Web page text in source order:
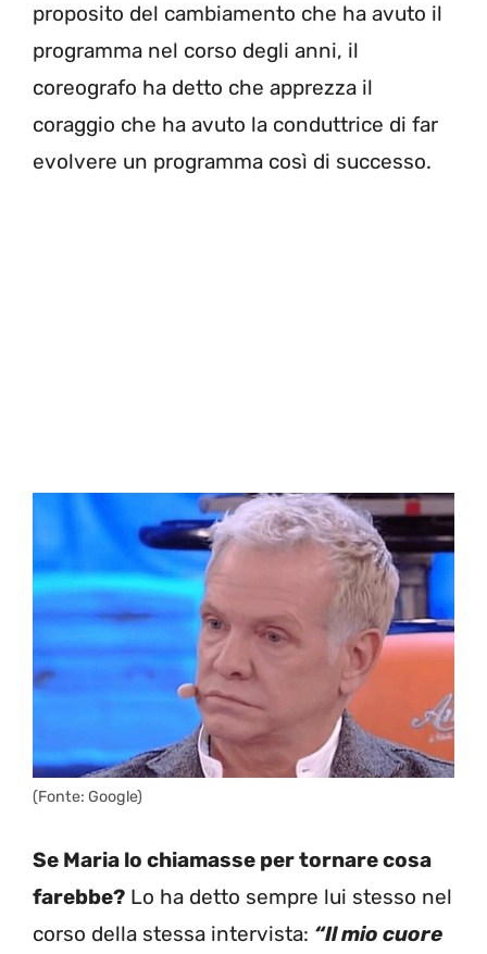
proposito del cambiamento che ha avuto il
programma nel corso degli anni, il
coreografo ha detto che apprezza il
coraggio che ha avuto la conduttrice di far
evolvere un programma così di successo.
(Fonte: Google)
Se Maria lo chiamasse per tornare cosa
farebbe? Lo ha detto sempre lui stesso nel
corso della stessa intervista: “Il mio cuore